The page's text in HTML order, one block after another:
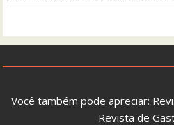
Você também pode apreciar:
Revista de